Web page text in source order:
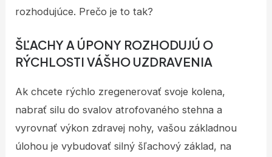
rozhodujúce. Prečo je to tak?
ŠĽACHY A ÚPONY ROZHODUJÚ O
RÝCHLOSTI VÁŠHO UZDRAVENIA
Ak chcete rýchlo zregenerovať svoje kolena,
nabrať silu do svalov atrofovaného stehna a
vyrovnať výkon zdravej nohy, vašou základnou
úlohou je vybudovať silný šľachový základ, na